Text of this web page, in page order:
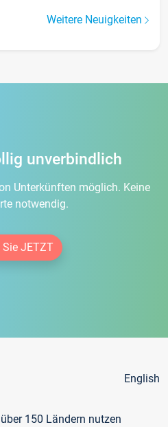
Weitere Neuigkeiten
unverbindlich
Unterkünften möglich. Keine
notwendig.
JETZT
English
150 Ländern nutzen